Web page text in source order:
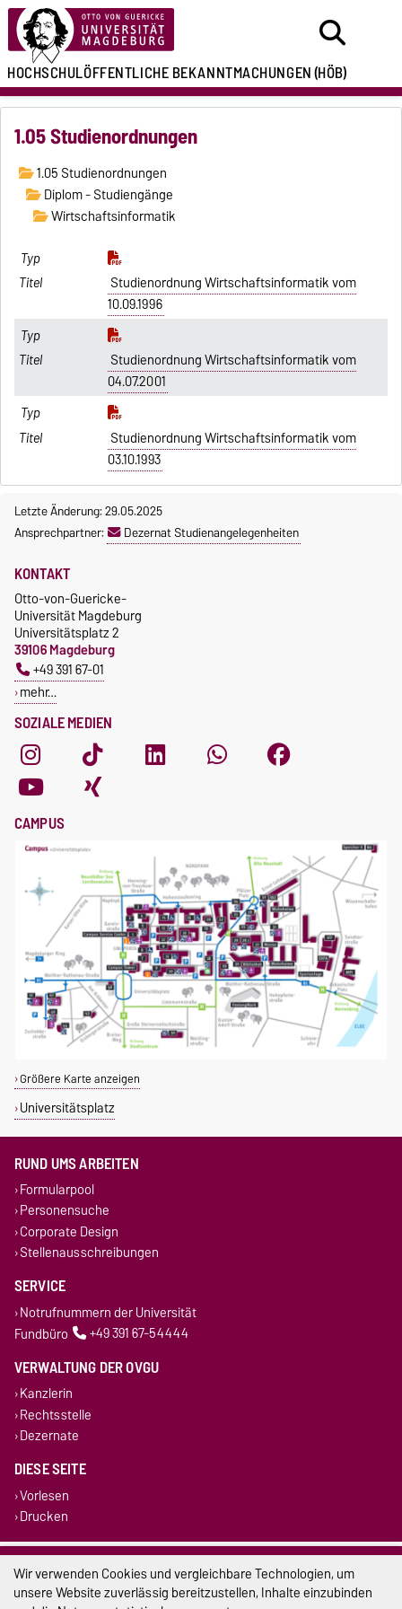
HOCHSCHULÖFFENTLICHEBEKANNTMACHUNGEN(HÖB)
1.05 Studienordnungen
1.05 Studienordnungen
Diplom - Studiengänge
Wirtschaftsinformatik
Studienordnung Wirtschaftsinformatik vom
10.09.1996
Studienordnung Wirtschaftsinformatik vom
04.07.2001
Studienordnung Wirtschaftsinformatik vom
03.10.1993
Letzte Änderung: 29.05.2025
Ansprechpartner:
Dezernat Studienangelegenheiten
SOZIALE MEDIEN
KONTAKT
Otto-von-Guericke-
Universität Magdeburg
Universitätsplatz 2
39106 Magdeburg
+49 391 67-01
mehr…
CAMPUS
Größere Karte anzeigen
Universitätsplatz
RUND UMS ARBEITEN
Formularpool
Personensuche
Corporate Design
Stellenausschreibungen
SERVICE
Notrufnummern der Universität
Fundbüro
+49 391 67-54444
VERWALTUNG DER OVGU
Kanzlerin
Rechtsstelle
Dezernate
DIESE SEITE
Vorlesen
Drucken
Impressum
Datenschutz
Wir verwenden Cookies und vergleichbare Technologien, um
unsere Website zuverlässig bereitzustellen, Inhalte einzubinden